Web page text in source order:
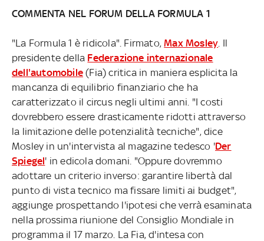
COMMENTA NEL FORUM DELLA FORMULA 1
"La Formula 1 è ridicola". Firmato,Max Mosley . Il
presidente della Federazione internazionale
dell'automobile(Fia) critica in maniera esplicita la
mancanza di equilibrio finanziario che ha
caratterizzato il circus negli ultimi anni. "I costi
dovrebbero essere drasticamente ridotti attraverso
la limitazione delle potenzialità tecniche", dice
Mosley in un'intervista al magazine tedesco 'Der
Spiegel' in edicola domani. "Oppure dovremmo
adottare un criterio inverso: garantire libertà dal
punto di vista tecnico ma fissare limiti ai budget",
aggiunge prospettando l'ipotesi che verrà esaminata
nella prossima riunione del Consiglio Mondiale in
programma il 17 marzo. La Fia, d'intesa con